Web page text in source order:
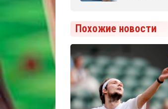
Похожие новости